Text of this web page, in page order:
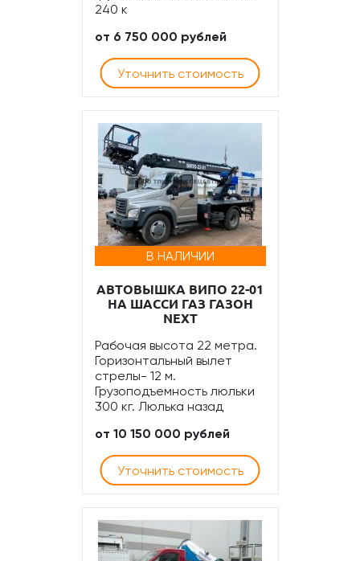
240 к
от 6 750 000 рублей
Уточнить стоимость
В НАЛИЧИИ
АВТОВЫШКА ВИПО 22-01
НА ШАССИ ГАЗ ГАЗОН
NEXT
Рабочая высота 22 метра.
Горизонтальный вылет
стрелы- 12 м.
Грузоподъемность люльки
300 кг. Люлька назад
от 10 150 000 рублей
Уточнить стоимость